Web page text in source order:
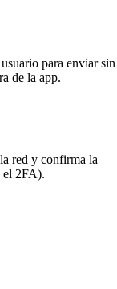
para enviar sin
de la app.
red y confirma la
el 2FA).